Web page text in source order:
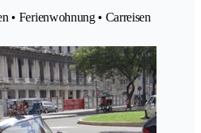
• Ferienwohnung • Carreisen